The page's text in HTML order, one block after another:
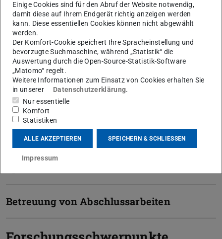
Kontakt
j.trippel@iwar.tu-...
+49 6151 16-20306
L5|01 203
Franziska-Braun-Straße 7
64287 Darmstadt
Betreuung von Abschlussarbeiten
Einige Cookies sind für den Abruf der Website notwendig,
damit diese auf Ihrem Endgerät richtig anzeigen werden
kann. Diese essentiellen Cookies können nicht abgewählt
werden.
Der Komfort-Cookie speichert Ihre Spracheinstellung und
bevorzugte Suchmaschine, während „Statistik“ die
Auswertung durch die Open-Source-Statistik-Software
„Matomo“ regelt.
Weitere Informationen zum Einsatz von Cookies erhalten Sie
in unserer
Datenschutzerklärung.
Nur essentielle
Komfort
Statistiken
ALLE AKZEPTIEREN SPEICHERN & SCHLIESSEN
Impressum